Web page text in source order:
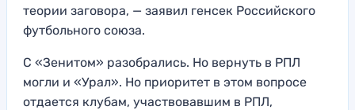
теории заговора, — заявил генсек Российского
футбольного союза.
С «Зенитом» разобрались. Но вернуть в РПЛ
могли и «Урал». Но приоритет в этом вопросе
отдается клубам, участвовавшим в РПЛ,